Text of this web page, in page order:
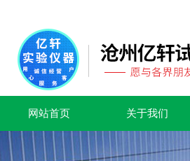
网站首页 关于我们